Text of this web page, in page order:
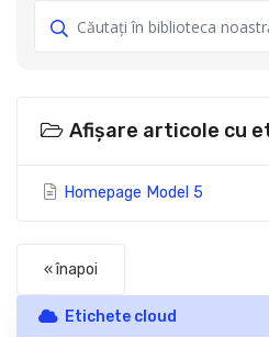
Afișare articole cu
Homepage Model 5
« înapoi
Etichete cloud